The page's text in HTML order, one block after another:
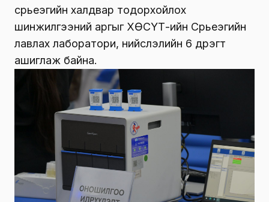
сүрьеэгийн халдвар тодорхойлох
шинжилгээний аргыг ХӨСҮТ-ийн Сүрьеэгийн
лавлах лаборатори, нийслэлийн 6 дүүрэгт
ашиглаж байна.